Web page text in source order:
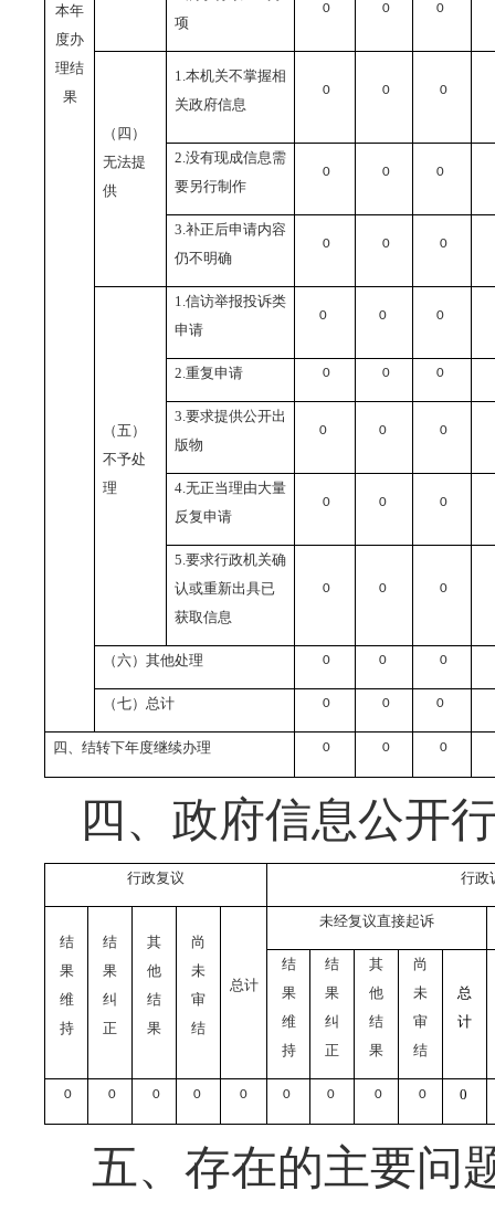
本年
度办
理结
果
项
0 0 0
（四）
无法提
供
1.本机关不掌握相
关政府信息
0 0 0
2.没有现成信息需
要另行制作
0 0 0
3.补正后申请内容
仍不明确
0 0 0
（五）
不予处
理
1.信访举报投诉类
申请
0 0 0
2.重复申请 0 0 0
3.要求提供公开出
版物
0 0 0
4.无正当理由大量
反复申请
0 0 0
5.要求行政机关确
认或重新出具已
获取信息
0 0 0
（六）其他处理 0 0 0
（七）总计 0 0 0
四、结转下年度继续办理 0 0 0
四、政府信息公开
行政复议 行政
结
果
维
持
结
果
纠
正
其
他
结
果
尚
未
审
结
总计
未经复议直接起诉
结
果
维
持
结
果
纠
正
其
他
结
果
尚
未
审
结
总
计
0 0 0 0 0 0 0 0 0 0
五、存在的主要问